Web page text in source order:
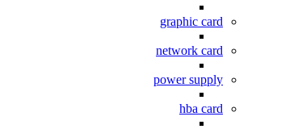
graphic card
network card
power supply
hba card